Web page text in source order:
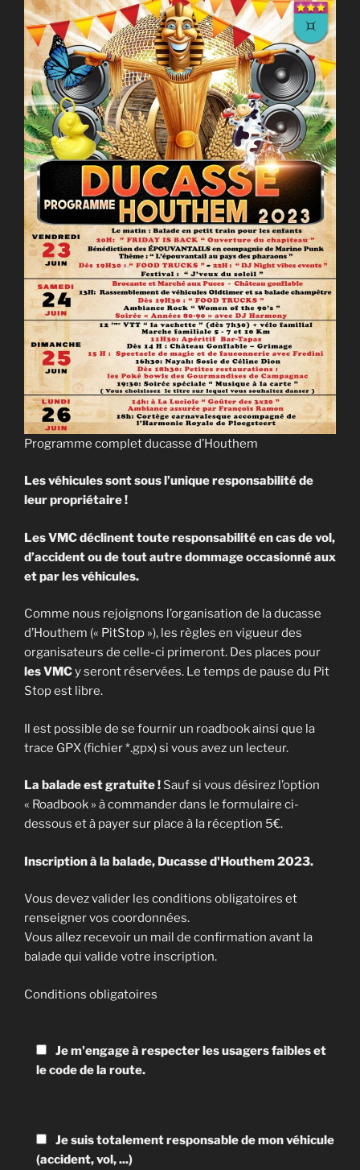
Programme complet ducasse d’Houthem
Les véhicules sont sous l’unique responsabilité de
leur propriétaire !
Les VMC déclinent toute responsabilité en cas de vol,
d’accident ou de tout autre dommage occasionné aux
et par les véhicules.
Comme nous rejoignons l’organisation de la ducasse
d’Houthem (« PitStop »), les règles en vigueur des
organisateurs de celle-ci primeront. Des places pour
les VMCy seront réservées. Le temps de pause du Pit
Stop est libre.
Il est possible de se fournir un roadbook ainsi que la
trace GPX (fichier *.gpx) si vous avez un lecteur.
La balade est gratuite ! Sauf si vous désirez l’option
« Roadbook » à commander dans le formulaire ci-
dessous et à payer sur place à la réception 5€.
Inscription à la balade, Ducasse d'Houthem 2023.
Vous devez valider les conditions obligatoires et
renseigner vos coordonnées.
Vous allez recevoir un mail de confirmation avant la
balade qui valide votre inscription.
Conditions obligatoires
Je m'engage à respecter les usagers faibles et
le code de la route.
Je suis totalement responsable de mon véhicule
(accident, vol, ...)